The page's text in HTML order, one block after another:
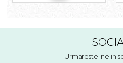
Urmareste-ne in